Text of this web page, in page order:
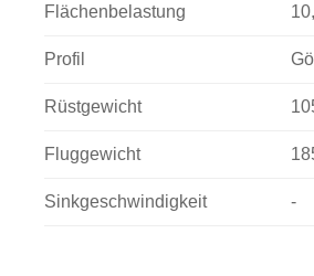
Flächenbelastung
Profil
Rüstgewicht
Fluggewicht
Sinkgeschwindigkeit -